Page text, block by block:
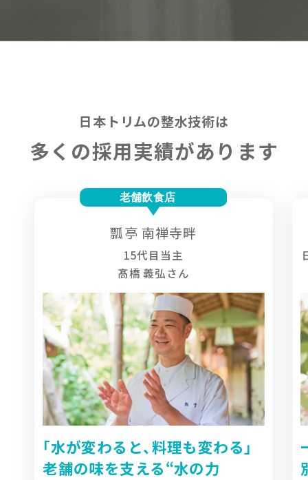
日本トリムの整水技術は
多くの採用実績があります
瓢亭 南禅寺畔
15代目当主
髙橋 義弘さん
｢水が変わると、料理も変わる｣
老舗の味を支える“水の力